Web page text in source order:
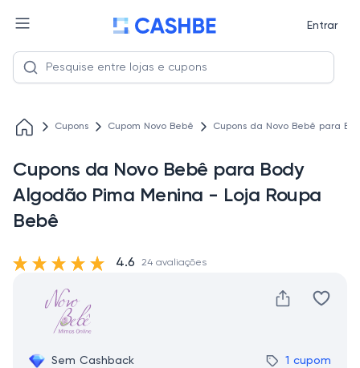
Entrar
Cupons Cupom Novo Bebê Cupons da Novo Bebê para
Cupons da Novo Bebê para Body
Algodão Pima Menina - Loja Roupa
Bebê
Sem Cashback 1 cupom
4.6 24 avaliações